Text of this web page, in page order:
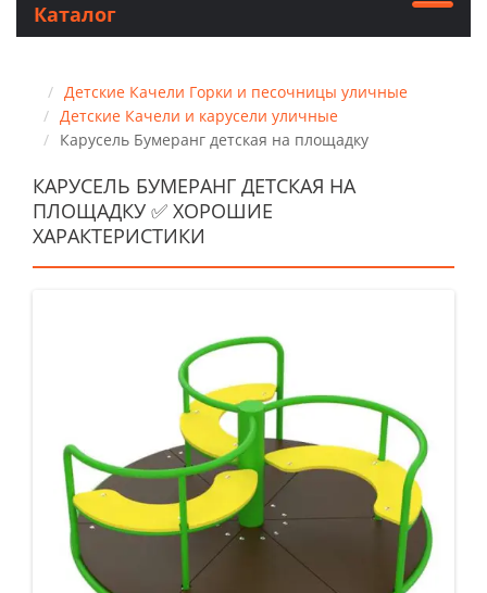
Каталог
Детские Качели Горки и песочницы уличные
Детские Качели и карусели уличные
Карусель Бумеранг детская на площадку
КАРУСЕЛЬ БУМЕРАНГ ДЕТСКАЯ НА
ПЛОЩАДКУ ✅ ХОРОШИЕ
ХАРАКТЕРИСТИКИ